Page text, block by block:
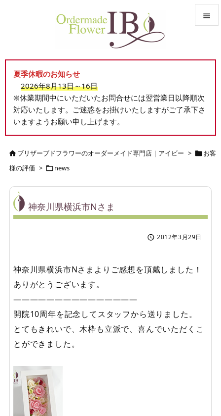


前へ

検索
夏季休暇のお知らせ
2026年8月13日～16日
※休業期間中にいただいたお問合せには翌営業日以降順次
対応いたします。ご迷惑をお掛けいたしますがご了承下さ
いますようお願い申し上げます。
ブリザーブドフラワーのオーダーメイド専門店｜アイビー > お客
様の評価 > news
神奈川県横浜市Nさま
 2012年3月29日
神奈川県横浜市Nさまよりご感想を頂戴しました！
ありがとうございます。
———————————————
開院10周年を記念してスタッフから送りました。
とてもきれいで、木枠も立派で、喜んでいただくこ
とができました。